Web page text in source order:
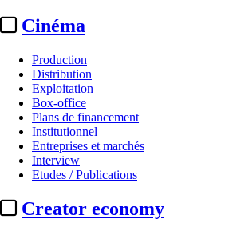
Cinéma
Production
Distribution
Exploitation
Box-office
Plans de financement
Institutionnel
Entreprises et marchés
Interview
Etudes / Publications
Creator economy